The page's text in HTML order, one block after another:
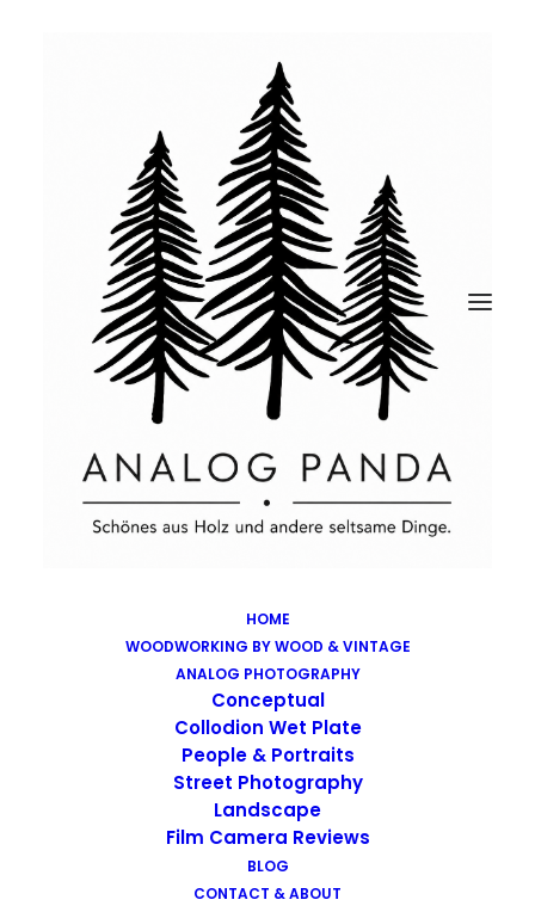
HOME
WOODWORKING BY WOOD & VINTAGE
ANALOG PHOTOGRAPHY
Conceptual
Collodion Wet Plate
People & Portraits
Street Photography
Landscape
Film Camera Reviews
BLOG
CONTACT & ABOUT
Images tagged "mamiya-rb-67-pro-s"
Images tagged "mamiya-rb-67-pro-